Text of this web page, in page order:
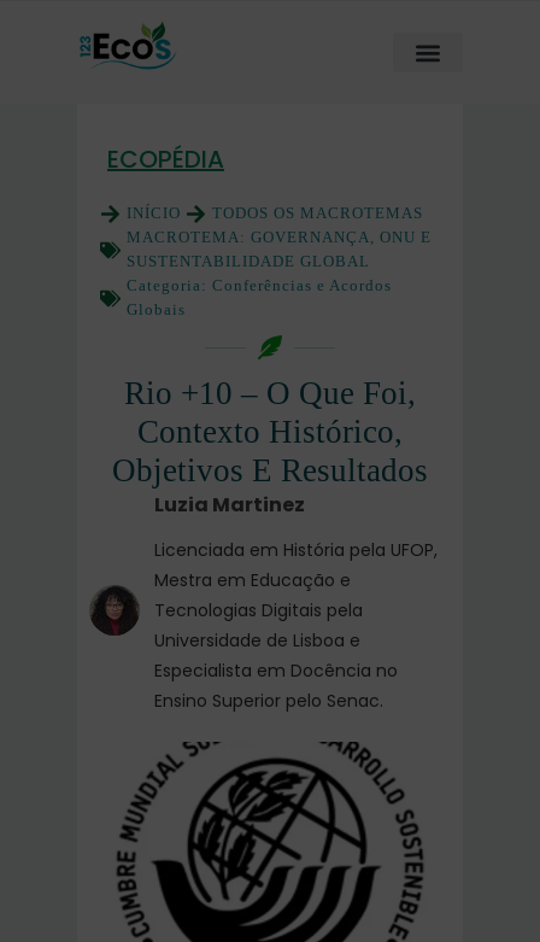
ECOPÉDIA
INÍCIO
TODOS OS MACROTEMAS
MACROTEMA: GOVERNANÇA, ONU E
SUSTENTABILIDADE GLOBAL
Categoria: Conferências e Acordos
Globais
Rio +10 – O Que Foi,
Contexto Histórico,
Objetivos E Resultados
Luzia Martinez
Licenciada em História pela UFOP,
Mestra em Educação e
Tecnologias Digitais pela
Universidade de Lisboa e
Especialista em Docência no
Ensino Superior pelo Senac.